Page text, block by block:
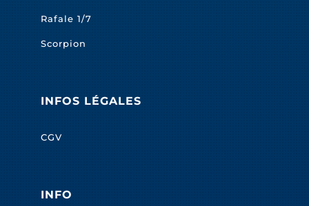
Rafale 1/7
Scorpion
INFOS LÉGALES
CGV
INFO